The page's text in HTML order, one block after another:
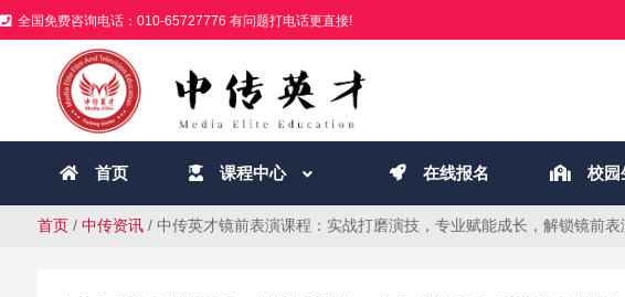
全国免费咨询电话：010-65727776 有问题打电话更直接!
首页 课程中心 在线报名 校园
首页/ 中传资讯/ 中传英才镜前表演课程：实战打磨演技，专业赋能成长，解锁镜前表